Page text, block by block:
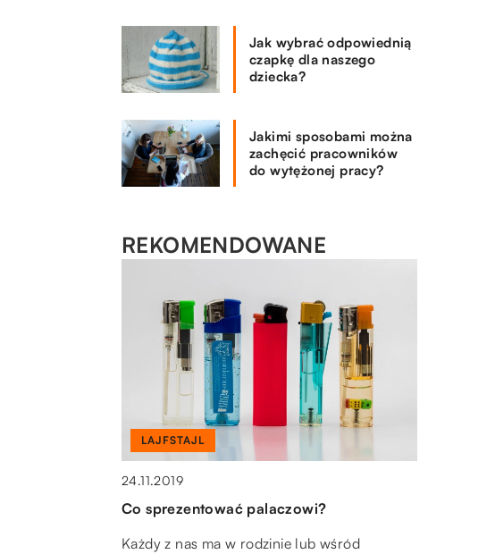
Jak wybrać odpowiednią
czapkę dla naszego
dziecka?
Jakimi sposobami można
zachęcić pracowników
do wytężonej pracy?
REKOMENDOWANE
MOTO & TECH
15.07.2022
Dlaczego wentylacja jest istotna na
LAJFSTAJL
24.11.2019
Co sprezentować palaczowi?
Każdy z nas ma w rodzinie lub wśród
LAJFSTAJL
16.10.2018
Jaki zegarek Casio wybrać
Zegarki Casio pochwalić się mogą mianem